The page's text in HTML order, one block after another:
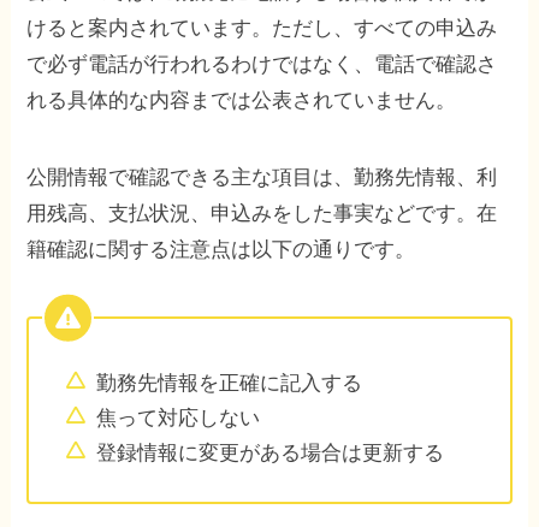
けると案内されています。ただし、すべての申込み
で必ず電話が行われるわけではなく、電話で確認さ
れる具体的な内容までは公表されていません。
公開情報で確認できる主な項目は、勤務先情報、利
用残高、支払状況、申込みをした事実などです。在
籍確認に関する注意点は以下の通りです。
勤務先情報を正確に記入する
焦って対応しない
登録情報に変更がある場合は更新する